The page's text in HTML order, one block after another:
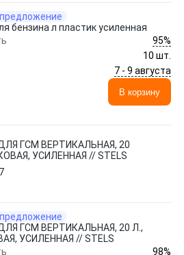
бензина л пластик усиленная
95%
10 шт.
7 - 9 августа
В корзину
ГСМ ВЕРТИКАЛЬНАЯ, 20
УСИЛЕННАЯ // STELS
ГСМ ВЕРТИКАЛЬНАЯ, 20 Л.,
УСИЛЕННАЯ // STELS
98%